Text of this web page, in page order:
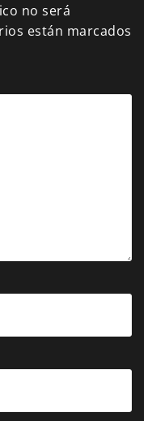
no será
están marcados